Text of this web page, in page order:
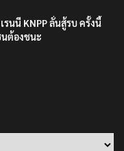
นนี KNPP ลั่นสู้รบ ครั้งนี้
ต้องชนะ